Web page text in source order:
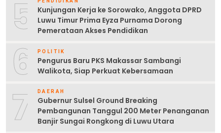
5
Kunjungan Kerja ke Sorowako, Anggota DPRD
Luwu Timur Prima Eyza Purnama Dorong
Pemerataan Akses Pendidikan
6 POLITIK
Pengurus Baru PKS Makassar Sambangi
Walikota, Siap Perkuat Kebersamaan
7 DAERAH
Gubernur Sulsel Ground Breaking
Pembangunan Tanggul 200 Meter Penanganan
Banjir Sungai Rongkong di Luwu Utara